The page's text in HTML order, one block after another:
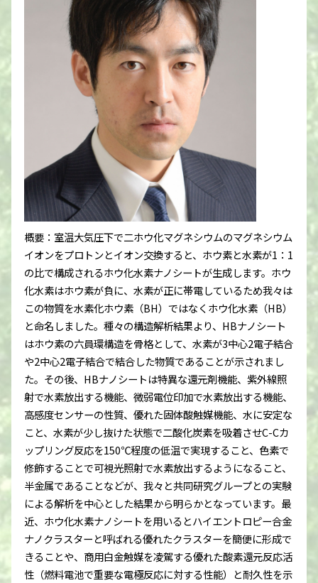
概要：室温大気圧下で二ホウ化マグネシウムのマグネシウム
イオンをプロトンとイオン交換すると、ホウ素と水素が1：1
の比で構成されるホウ化水素ナノシートが生成します。ホウ
化水素はホウ素が負に、水素が正に帯電しているため我々は
この物質を水素化ホウ素（BH）ではなくホウ化水素（HB）
と命名しました。種々の構造解析結果より、HBナノシート
はホウ素の六員環構造を骨格として、水素が3中心2電子結合
や2中心2電子結合で結合した物質であることが示されまし
た。その後、HBナノシートは特異な還元剤機能、紫外線照
射で水素放出する機能、微弱電位印加で水素放出する機能、
高感度センサーの性質、優れた固体酸触媒機能、水に安定な
こと、水素が少し抜けた状態で二酸化炭素を吸着させC-Cカ
ップリング反応を150℃程度の低温で実現すること、色素で
修飾することで可視光照射で水素放出するようになること、
半金属であることなどが、我々と共同研究グループとの実験
による解析を中心とした結果から明らかとなっています。最
近、ホウ化水素ナノシートを用いるとハイエントロピー合金
ナノクラスターと呼ばれる優れたクラスターを簡便に形成で
きることや、商用白金触媒を凌駕する優れた酸素還元反応活
性（燃料電池で重要な電極反応に対する性能）と耐久性を示